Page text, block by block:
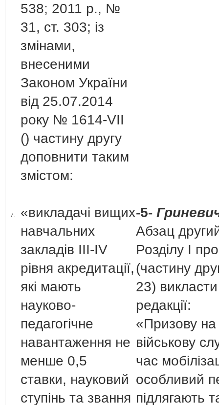
538; 2011 р., №
31, ст. 303; із
змінами,
внесеними
Законом України
від 25.07.2014
року № 1614-VІІ
() частину другу
доповнити таким
змістом:
7.
«викладачі вищих
навчальних
закладів ІІІ-ІV
рівня акредитації,
які мають
науково-
педагогічне
навантаження не
менше 0,5
ставки, науковий
ступінь та звання
-5-
Абзац
Розділу І
(частину
23) викласти
редакції:
«Призову на
військову
час
особливий
підлягають